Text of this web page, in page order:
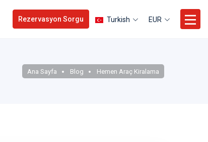
Rezervasyon Sorgu Turkish EUR
Ana Sayfa Blog Hemen Araç Kiralama